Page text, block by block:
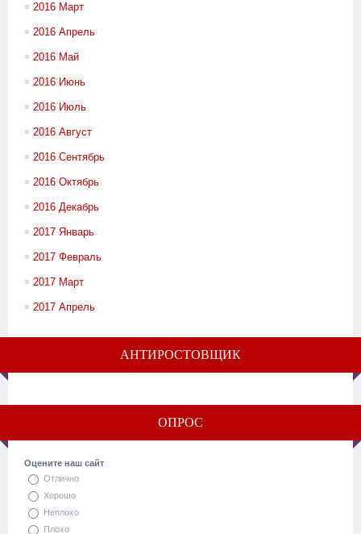
2016 Март
2016 Апрель
2016 Май
2016 Июнь
2016 Июль
2016 Август
2016 Сентябрь
2016 Октябрь
2016 Декабрь
2017 Январь
2017 Февраль
2017 Март
2017 Апрель
АНТИРОСТОВЩИК
ОПРОС
Оцените наш сайт
Отлично
Хорошо
Неплохо
Плохо